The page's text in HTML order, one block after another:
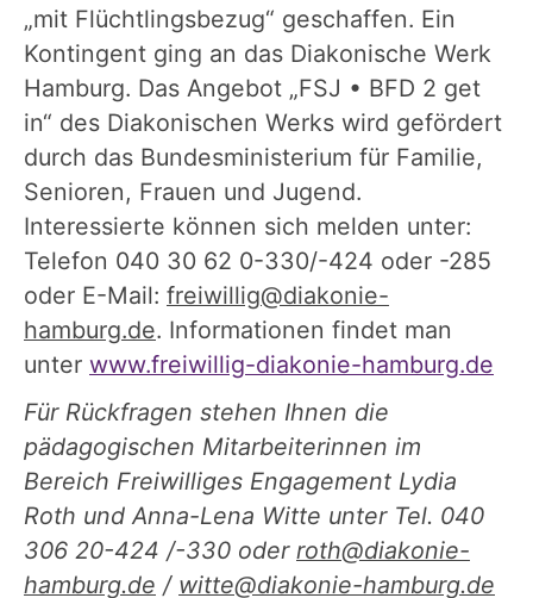
„mit Flüchtlingsbezug“ geschaffen. Ein
Kontingent ging an das Diakonische Werk
Hamburg. Das Angebot „FSJ • BFD 2 get
in“ des Diakonischen Werks wird gefördert
durch das Bundesministerium für Familie,
Senioren, Frauen und Jugend.
Interessierte können sich melden unter:
Telefon 040 30 62 0-330/-424 oder -285
oder E-Mail: freiwillig@diakonie-
hamburg.de. Informationen findet man
unter www.freiwillig-diakonie-hamburg.de
Für Rückfragen stehen Ihnen die
pädagogischen Mitarbeiterinnen im
Bereich Freiwilliges Engagement Lydia
Roth und Anna-Lena Witte unter Tel. 040
306 20-424 /-330 oder roth@diakonie-
hamburg.de / witte@diakonie-hamburg.de